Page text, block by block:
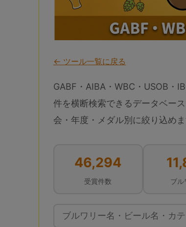
← ツール一覧に戻る
GABF・AIBA・WBC・USOB・
件を横断検索できるデータベー
会・年度・メダル別に絞り込めま
46,294
受賞件数 ブル